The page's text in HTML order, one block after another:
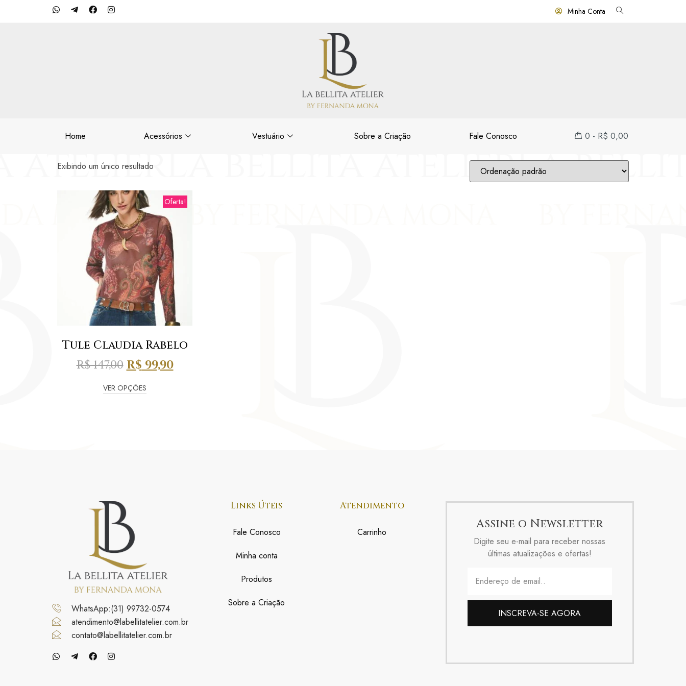
Minha Conta
Home Acessórios Vestuário Sobre a Criação Fale Conosco 0 - R$ 0,00
Exibindo um único resultado
Oferta!
Tule Claudia Rabelo
R$147,00 R$ 99,90
VER OPÇÕES
WhatsApp:(31) 99732-0574
atendimento@labellitatelier.com.br
contato@labellitatelier.com.br
Links Úteis
Fale Conosco
Minha conta
Produtos
Sobre a Criação
Atendimento
Carrinho
Assine o Newsletter
Digite seu e-mail para receber nossas
últimas atualizações e ofertas!
INSCREVA-SE AGORA